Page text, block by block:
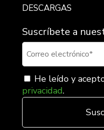
DESCARGAS
Suscríbete a
He leído y
privacidad.